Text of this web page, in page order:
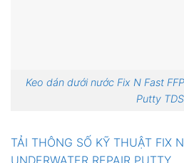
Keo dán dưới nước Fix N Fast
Putty TDS
TẢI THÔNG SỐ KỸ THUẬT FIX
UNDERWATER REPAIR PUTTY